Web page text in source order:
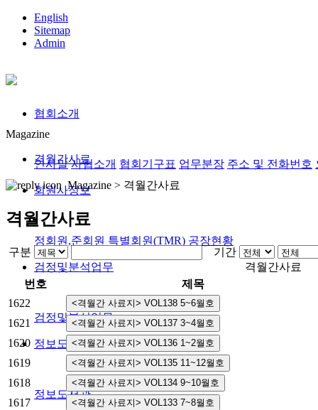
English
Sitemap
Admin
협회소개
인사말 사협소개 협회기구표 업무분장 주소 및 전화번호
회원사정보
정회원,준회원 특별회원(TMR) 공장현황
검정및분석업무
검정및분석업무
정보도서관
정보도서관
Magazine
격월간사료
Magazine > 격월간사료
격월간사료
구분
기간
격월간사료
번호
제목
1622
1621
1620
1619
1618
1617